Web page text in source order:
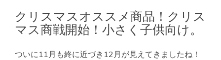
クリスマスオススメ商品！クリス
マス商戦開始！小さく子供向け。
ついに11月も終に近づき12月が見えてきましたね！